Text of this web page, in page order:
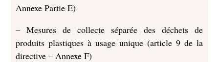
Annexe Partie E)
– Mesures de collecte séparée des déchets de
produits plastiques à usage unique (article 9 de la
directive – Annexe F)